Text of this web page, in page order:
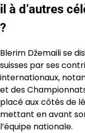
il à d’autres
?
Blerim Džemaili se
suisses par ses
internationaux,
et des
placé aux côtés de
mettant en avant
l’équipe nationale.